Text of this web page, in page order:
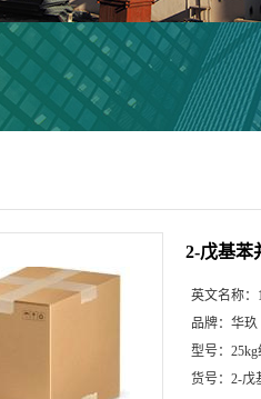
2-戊基苯
英文名称：
品牌： 华玖
型号：
货号： 2-戊